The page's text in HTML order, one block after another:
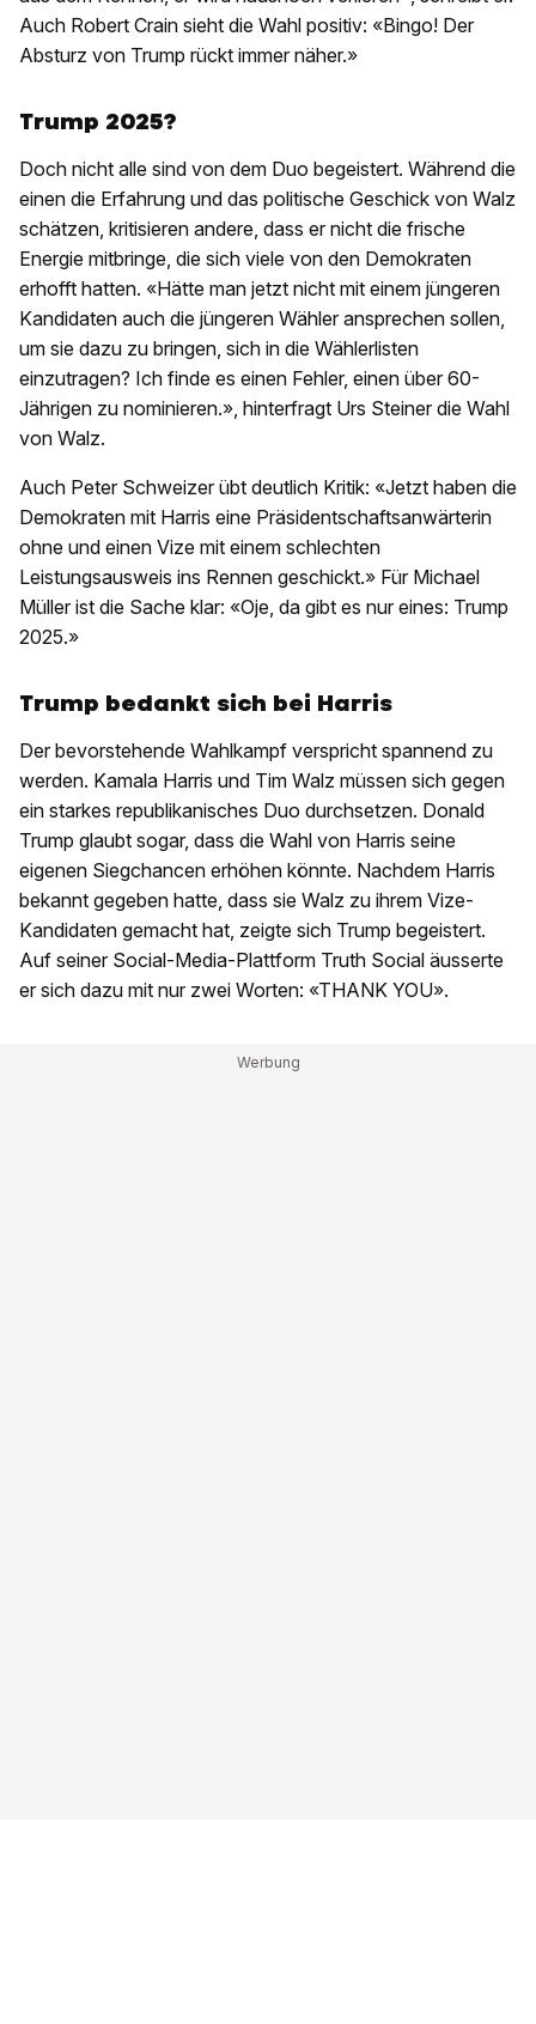
Auch Robert Crain sieht die Wahl positiv: «Bingo! Der
Absturz von Trump rückt immer näher.»
Trump 2025?
Doch nicht alle sind von dem Duo begeistert. Während die
einen die Erfahrung und das politische Geschick von Walz
schätzen, kritisieren andere, dass er nicht die frische
Energie mitbringe, die sich viele von den Demokraten
erhofft hatten. «Hätte man jetzt nicht mit einem jüngeren
Kandidaten auch die jüngeren Wähler ansprechen sollen,
um sie dazu zu bringen, sich in die Wählerlisten
einzutragen? Ich finde es einen Fehler, einen über 60-
Jährigen zu nominieren.», hinterfragt Urs Steiner die Wahl
von Walz.
Auch Peter Schweizer übt deutlich Kritik: «Jetzt haben die
Demokraten mit Harris eine Präsidentschaftsanwärterin
ohne und einen Vize mit einem schlechten
Leistungsausweis ins Rennen geschickt.» Für Michael
Müller ist die Sache klar: «Oje, da gibt es nur eines: Trump
2025.»
Trump bedankt sich bei Harris
Der bevorstehende Wahlkampf verspricht spannend zu
werden. Kamala Harris und Tim Walz müssen sich gegen
ein starkes republikanisches Duo durchsetzen. Donald
Trump glaubt sogar, dass die Wahl von Harris seine
eigenen Siegchancen erhöhen könnte. Nachdem Harris
bekannt gegeben hatte, dass sie Walz zu ihrem Vize-
Kandidaten gemacht hat, zeigte sich Trump begeistert.
Auf seiner Social-Media-Plattform Truth Social äusserte
er sich dazu mit nur zwei Worten: «THANK YOU».